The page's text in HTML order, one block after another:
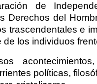
de
Derechos del
trascendentales e
los individuos
políticas,